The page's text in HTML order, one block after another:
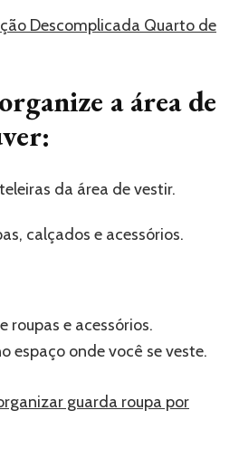
Descomplicada Quarto de
a área de
da área de vestir.
calçados e acessórios.
roupas e acessórios.
espaço onde você se veste.
guarda roupa por